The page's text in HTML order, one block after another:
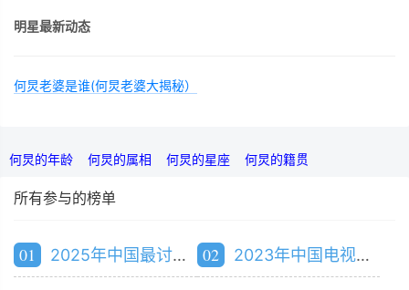
明星最新动态
何炅老婆是谁(何炅老婆大揭秘）
何炅的年龄 何炅的属相 何炅的星座 何炅的籍贯
所有参与的榜单
01 2025年中国最讨厌聚会的明星排行榜 02 2023年中国电视剧最帅男演员排行榜